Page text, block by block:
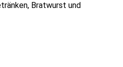
Bratwurst und